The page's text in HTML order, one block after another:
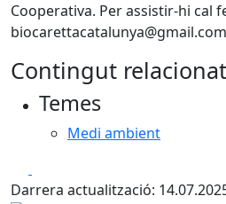
Cooperativa. Per assistir-hi cal
biocarettacatalunya@gmail.com
Contingut relacionat
Temes
Medi ambient
Darrera actualització: